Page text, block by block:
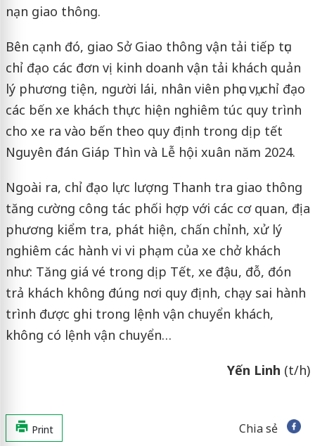
nạn giao thông.
Bên cạnh đó, giao Sở Giao thông vận tải tiếp tục
chỉ đạo các đơn vị kinh doanh vận tải khách quản
lý phương tiện, người lái, nhân viên phục vụ; chỉ đạo
các bến xe khách thực hiện nghiêm túc quy trình
cho xe ra vào bến theo quy định trong dịp tết
Nguyên đán Giáp Thìn và Lễ hội xuân năm 2024.
Ngoài ra, chỉ đạo lực lượng Thanh tra giao thông
tăng cường công tác phối hợp với các cơ quan, địa
phương kiểm tra, phát hiện, chấn chỉnh, xử lý
nghiêm các hành vi vi phạm của xe chở khách
như: Tăng giá vé trong dịp Tết, xe đậu, đỗ, đón
trả khách không đúng nơi quy định, chạy sai hành
trình được ghi trong lệnh vận chuyển khách,
không có lệnh vận chuyển…
Yến Linh (t/h)
Print Chia sẻ